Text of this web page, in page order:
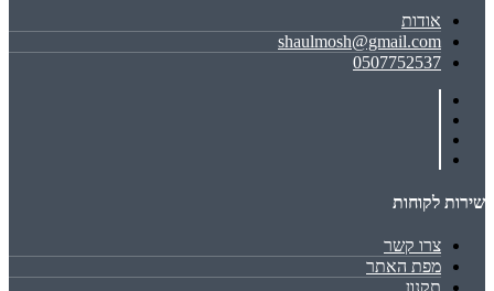
אודות
shaulmosh@gmail.com
0507752537
שירות לקוחות
צרו קשר
מפת האתר